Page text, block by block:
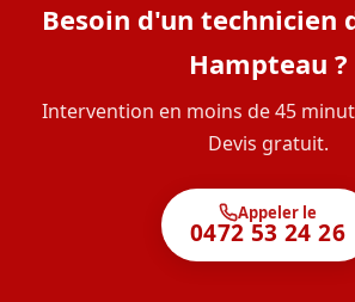
Besoin d'un technicien
Hampteau ?
Intervention en moins de 45
Devis gratuit.
Appeler le
0472 53 24 26